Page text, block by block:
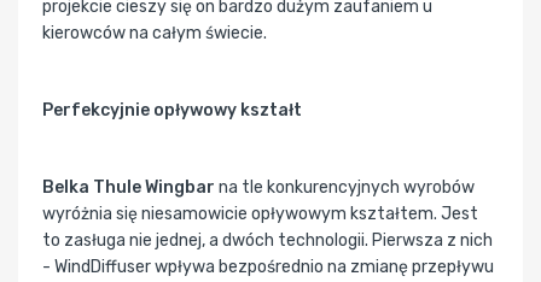
projekcie cieszy się on bardzo dużym zaufaniem u
kierowców na całym świecie.
Perfekcyjnie opływowy kształt
Belka Thule Wingbar na tle konkurencyjnych wyrobów
wyróżnia się niesamowicie opływowym kształtem. Jest
to zasługa nie jednej, a dwóch technologii. Pierwsza z nich
- WindDiffuser wpływa bezpośrednio na zmianę przepływu